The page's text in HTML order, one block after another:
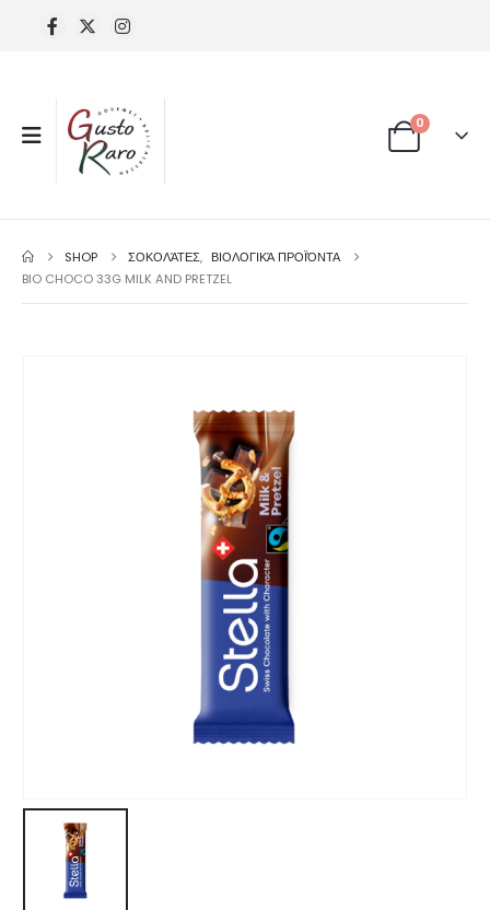
0
SHOP ΣΟΚΟΛΆΤΕΣ, ΒΙΟΛΟΓΙΚΆ ΠΡΟΪΌΝΤΑ
BIO CHOCO 33G MILK AND PRETZEL